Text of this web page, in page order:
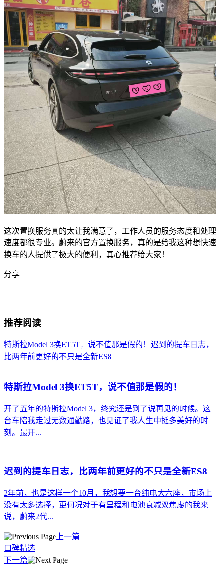
这次置换服务真的太让我满意了，工作人员的服务态度和处理
速度都很专业。蔚来的官方置换服务，真的是给我这种想快速
换车的人提供了极大的便利，真心推荐给大家！
分享
推荐阅读
特斯拉Model 3换ET5T，说不值那是假的！ 迟到的提车日志，
比两年前更好的不只是全新ES8
特斯拉Model 3换ET5T，说不值那是假的！
开了五年的特斯拉Model 3，终究还是到了说再见的时候。这
台车陪我走过无数通勤路，也见证了我人生中挺多美好的时
刻。最开...
迟到的提车日志，比两年前更好的不只是全新ES8
2年前，也是这样一个10月，我想要一台纯电大六座，市场上
没有太多选择，更何况对于有里程和电池衰减双焦虑的我来
说，蔚来2代...
上一篇
口碑精选
下一篇